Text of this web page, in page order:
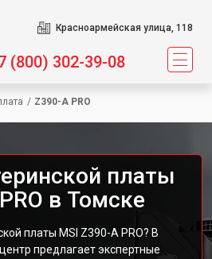
Красноармейская улица, 118
(800) 302-39-08
/ Z390-A PRO
платы
в Томске
платы MSI Z390-A PRO? В
предлагает экспертные